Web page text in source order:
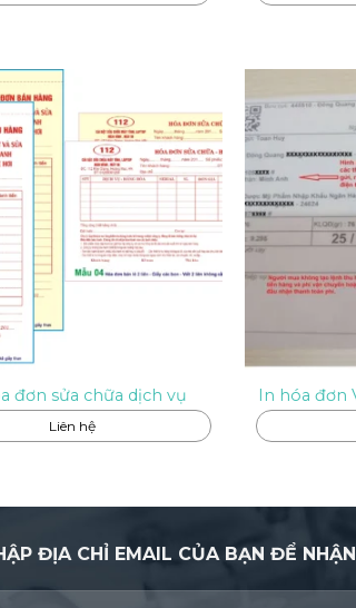
đơn sửa chữa dịch vụ
Liên hệ
In hóa đơn
ĐỊA CHỈ EMAIL CỦA BẠN ĐỂ